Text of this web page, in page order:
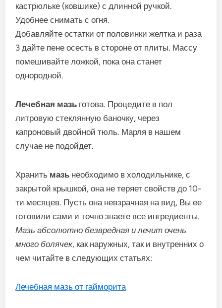
кастрюльке (ковшике) с длинной ручкой.
Удобнее снимать с огня.
Добавляйте остатки от половинки желтка и раза
3 дайте пене осесть в стороне от плиты. Массу
помешивайте ложкой, пока она станет
однородной.
Лечебная мазь готова. Процедите в пол
литровую стеклянную баночку, через
капроновый двойной тюль. Марля в нашем
случае не подойдет.
Хранить мазь необходимо в холодильнике, с
закрытой крышкой, она не теряет свойств до 10-
ти месяцев. Пусть она невзрачная на вид, Вы ее
готовили сами и точно знаете все ингредиенты.
Мазь абсолютно безвредная и лечит очень
много болячек, как наружных, так и внутренних о
чем читайте в следующих статьях:
Лечебная мазь от гайморита